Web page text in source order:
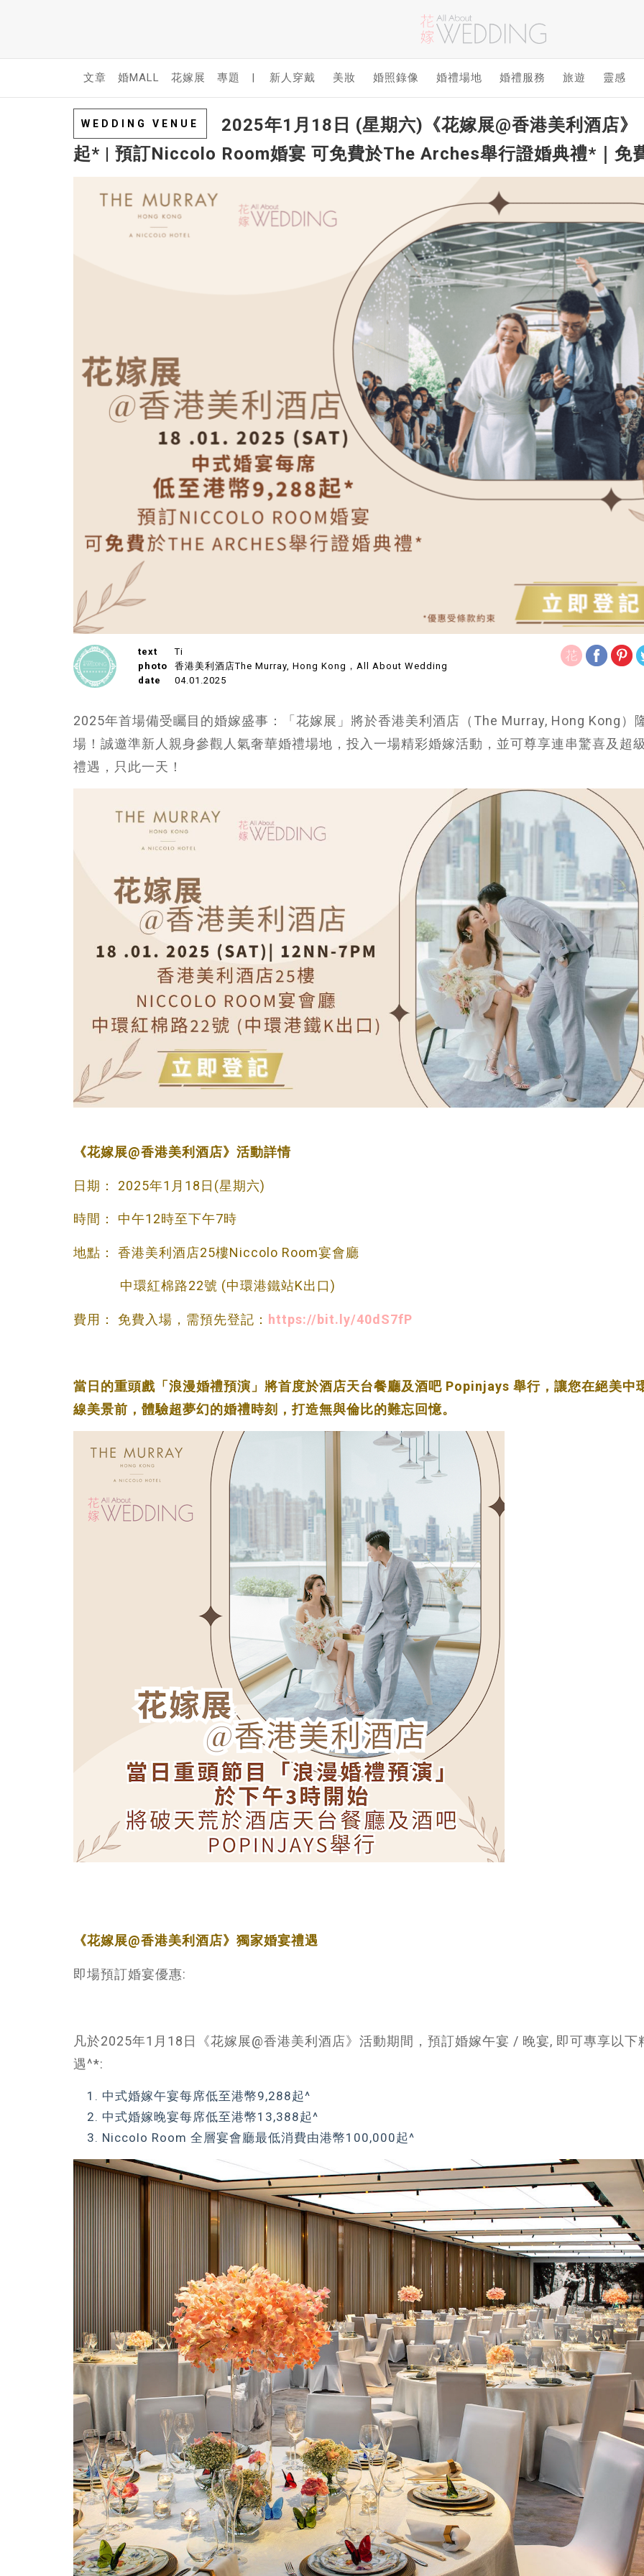
文章 婚MALL 花嫁展 專題 | 新人穿戴 美妝 婚照錄像 婚禮場地 婚禮服務 旅遊 靈感
WEDDING VENUE
2025年1月18日 (星期六)《花嫁展@香港美利酒店
起* | 預訂Niccolo Room婚宴 可免費於The Arches舉行證婚典禮*｜免
text
Ti
photo
香港美利酒店The Murray, Hong Kong，All About Wedding
date
04.01.2025
2025年首場備受矚目的婚嫁盛事：「花嫁展」將於香港美利酒店（The Murray, Hong Kong）
場！誠邀準新人親身參觀人氣奢華婚禮場地，投入一場精彩婚嫁活動，並可尊享連串驚喜及超
禮遇，只此一天！
《花嫁展@香港美利酒店》活動詳情
日期： 2025年1月18日(星期六)
時間： 中午12時至下午7時
地點： 香港美利酒店25樓Niccolo Room宴會廳
中環紅棉路22號 (中環港鐵站K出口)
費用： 免費入場，需預先登記： https://bit.ly/40dS7fP
當日的重頭戲「浪漫婚禮預演」將首度於酒店天台餐廳及酒吧 Popinjays 舉行，讓您在絕美中
線美景前，體驗超夢幻的婚禮時刻，打造無與倫比的難忘回憶。
《花嫁展@香港美利酒店》獨家婚宴禮遇
即場預訂婚宴優惠:
凡於2025年1月18日《花嫁展@香港美利酒店》活動期間，預訂婚嫁午宴 / 晚宴, 即可專享以下
遇^*:
中式婚嫁午宴每席低至港幣9,288起^
中式婚嫁晚宴每席低至港幣13,388起^
Niccolo Room 全層宴會廳最低消費由港幣100,000起^